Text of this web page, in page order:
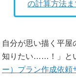
の計算方法ま
自分が思い描く平屋
知りたい……！」と
ー）プラン作成依頼